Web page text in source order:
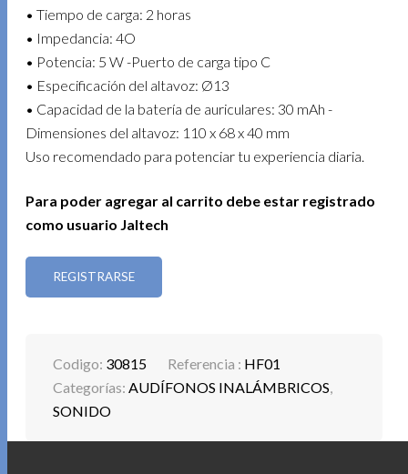
• Tiempo de carga: 2 horas
• Impedancia: 4O
• Potencia: 5 W -Puerto de carga tipo C
• Especificación del altavoz: Ø13
• Capacidad de la batería de auriculares: 30 mAh -
Dimensiones del altavoz: 110 x 68 x 40 mm
Uso recomendado para potenciar tu experiencia diaria.
Para poder agregar al carrito debe estar registrado
como usuario Jaltech
REGISTRARSE
Codigo: 30815 Referencia : HF01
Categorías:AUDÍFONOS INALÁMBRICOS,
SONIDO